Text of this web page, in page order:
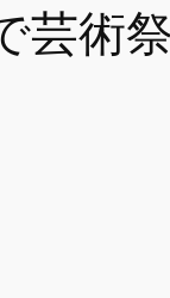
芸術